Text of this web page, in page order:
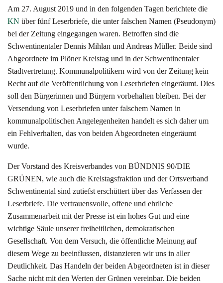
Am 27. August 2019 und in den folgenden Tagen berichtete die
KN über fünf Leserbriefe, die unter falschen Namen (Pseudonym)
bei der Zeitung eingegangen waren. Betroffen sind die
Schwentinentaler Dennis Mihlan und Andreas Müller. Beide sind
Abgeordnete im Plöner Kreistag und in der Schwentinentaler
Stadtvertretung. Kommunalpolitikern wird von der Zeitung kein
Recht auf die Veröffentlichung von Leserbriefen eingeräumt. Dies
soll den Bürgerinnen und Bürgern vorbehalten bleiben. Bei der
Versendung von Leserbriefen unter falschem Namen in
kommunalpolitischen Angelegenheiten handelt es sich daher um
ein Fehlverhalten, das von beiden Abgeordneten eingeräumt
wurde.
Der Vorstand des Kreisverbandes von BÜNDNIS 90/DIE
GRÜNEN, wie auch die Kreistagsfraktion und der Ortsverband
Schwentinental sind zutiefst erschüttert über das Verfassen der
Leserbriefe. Die vertrauensvolle, offene und ehrliche
Zusammenarbeit mit der Presse ist ein hohes Gut und eine
wichtige Säule unserer freiheitlichen, demokratischen
Gesellschaft. Von dem Versuch, die öffentliche Meinung auf
diesem Wege zu beeinflussen, distanzieren wir uns in aller
Deutlichkeit. Das Handeln der beiden Abgeordneten ist in dieser
Sache nicht mit den Werten der Grünen vereinbar. Die beiden